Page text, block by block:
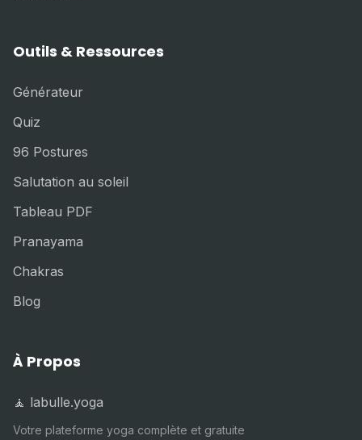
Outils & Ressources
Générateur
Quiz
96 Postures
Salutation au soleil
Tableau PDF
Pranayama
Chakras
Blog
À Propos
🧘 labulle.yoga
Votre plateforme yoga complète et gratuite